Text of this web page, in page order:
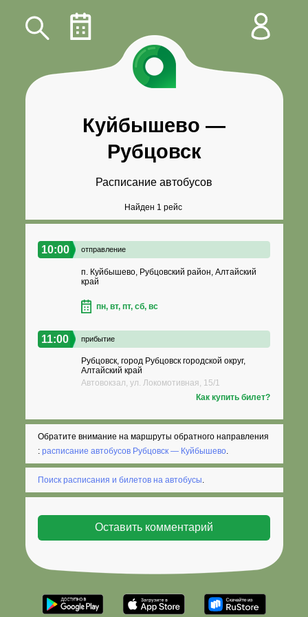
Куйбышево —
Рубцовск
Расписание автобусов
Найден 1 рейс
10:00 отправление
п. Куйбышево, Рубцовский район, Алтайский
край
пн, вт, пт, сб, вс
11:00 прибытие
Рубцовск, город Рубцовск городской округ,
Алтайский край
Автовокзал, ул. Локомотивная, 15/1
Как купить билет?
Обратите внимание на маршруты обратного направления
:расписание автобусов Рубцовск — Куйбышево
Поиск расписания и билетов на автобусы.